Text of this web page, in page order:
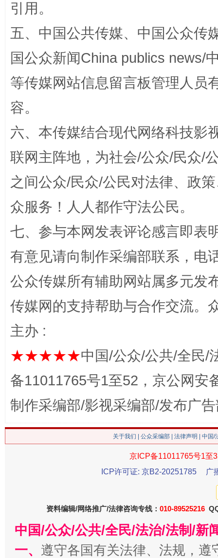
在谋一域中谋全局
今
习近平的博鳌关键词
魏明亮
生
引用。
五、中国公共传媒、中国公众传
国公众新闻China publics news/
等传媒网站信息留言板管理人员
容。
六、本传媒结合现代网络科技影
联网主阵地，为社会/公众/民众/
之间公众/民众/公民对法律、政
众服务！人人都作守法公民。
七、参与本网发表评论感言即表
有意见请向制作采编部联系，电
公众传媒所有辅助网站属多元发
传媒网的支持帮助与合作交流。
主办 :
★★★★★中国/公众/公共/全民/
备11011765号1至52，京公网安
制作采编部/影视采编部/发布广
关于我们 公众采编部 法律声明 | 中国
京ICP备11011765号1至
ICP许可证: 京B2-20251785
广
资料编辑/网络推广/法律咨询专线： 010-89525216
中国/公众/公共/全民/法治/法制/新
一、 遵守各国有关法律、法规，